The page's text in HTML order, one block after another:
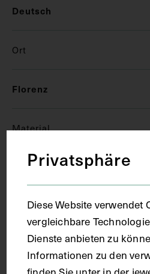
Deutsch
Ort
Florenz
Material
Papier
Technik
Handschrift
Privatsphäre
Diese Website verwendet
vergleichbare
Dienste anbieten zu
Informationen zu den